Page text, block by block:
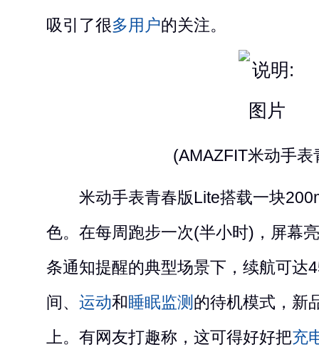
吸引了很多用户的关注。
(AMAZFIT米动手表
米动手表青春版Lite搭载一块
色。在每周跑步一次(半小时)，屏幕
条通知提醒的典型场景下，续航可达
间、 运动和睡眠监测 的待机模式，新
上。有网友打趣称，这可得好好把充